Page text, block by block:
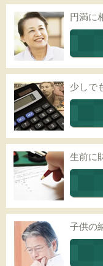
円満に
少しで
生前に
子供の